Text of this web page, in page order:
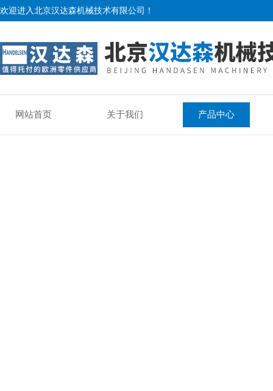
欢迎进入北京汉达森机械技术有限公司！
网站首页 关于我们 产品中心